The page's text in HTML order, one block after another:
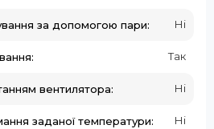
за допомогою пари: Ні
Так
вентилятора: Ні
заданої температури: Ні